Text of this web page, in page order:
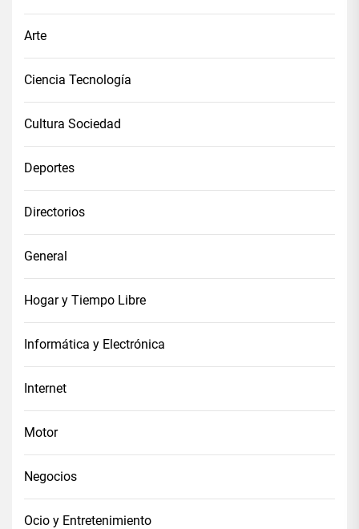
Arte
Ciencia Tecnología
Cultura Sociedad
Deportes
Directorios
General
Hogar y Tiempo Libre
Informática y Electrónica
Internet
Motor
Negocios
Ocio y Entretenimiento